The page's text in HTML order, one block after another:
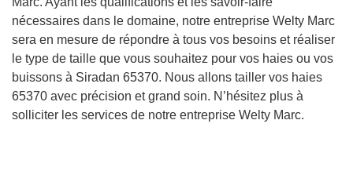
nécessaires dans le domaine, notre entreprise Welty Marc
sera en mesure de répondre à tous vos besoins et réaliser
le type de taille que vous souhaitez pour vos haies ou vos
buissons à Siradan 65370. Nous allons tailler vos haies
65370 avec précision et grand soin. N’hésitez plus à
solliciter les services de notre entreprise Welty Marc.